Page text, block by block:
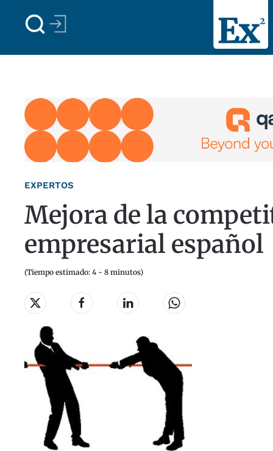
Skip to main content
EXPERTOS
Mejora de la
empresarial español
(Tiempo estimado: 4 - 8 minutos)